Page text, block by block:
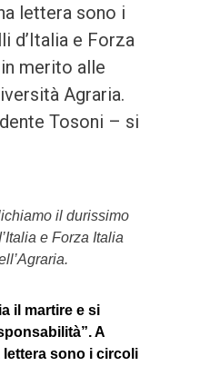
lettera sono i
d’Italia e Forza
merito alle
Agraria.
Tosoni – si
il durissimo
e Forza Italia
il martire e si
A
sono i circoli